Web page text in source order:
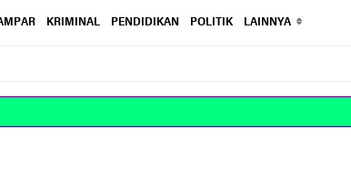
KRIMINAL PENDIDIKAN POLITIK LAINNYA